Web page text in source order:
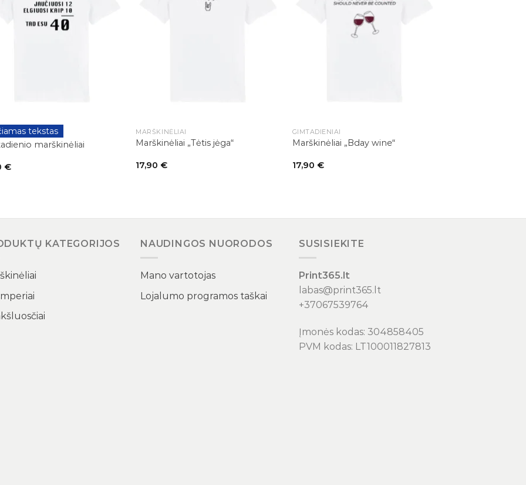
tekstas
marškinėliai
€
MARŠKINĖLIAI
Marškinėliai „Tėtis jėga“
17,90 €
GIMTADIENIAI
Marškinėliai „Bday wine“
17,90 €
KATEGORIJOS NAUDINGOS NUORODOS
Mano vartotojas
Lojalumo programos taškai
SUSISIEKITE
Print365.lt
labas@print365.lt
+37067539764
Įmonės kodas: 304858405
PVM kodas: LT100011827813